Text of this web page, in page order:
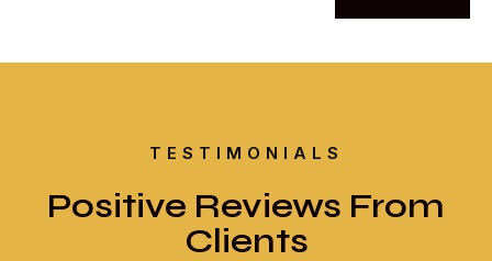
TESTIMONIALS
Positive Reviews From
Clients